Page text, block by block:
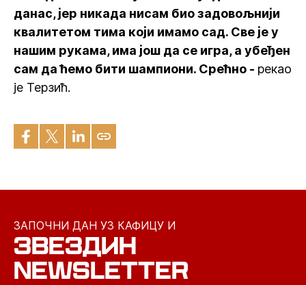
данас, јер никада нисам био задовољнији
квалитетом тима који имамо сад. Све је у
нашим рукама, има још да се игра, а убеђен
сам да ћемо бити шампиони. Срећно - рекао
је Терзић.
ЗАПОЧНИ ДАН УЗ КАФИЦУ И
ЗВЕЗДИН
NEWSLETTER